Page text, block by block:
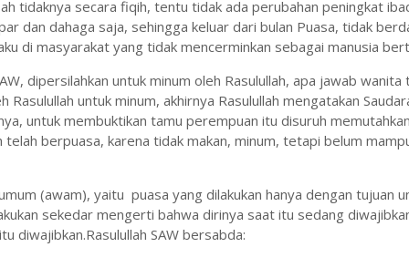
tidaknya secara fiqih, tentu tidak ada perubahan peningkat
dan dahaga saja, sehingga keluar dari bulan Puasa, tidak
di masyarakat yang tidak mencerminkan sebagai manusia
dipersilahkan untuk minum oleh Rasulullah, apa jawab
untuk minum, akhirnya Rasulullah mengatakan
untuk membuktikan tamu perempuan itu disuruh
berpuasa, karena tidak makan, minum, tetapi belum
(awam), yaitu puasa yang dilakukan hanya dengan tujuan
sekedar mengerti bahwa dirinya saat itu sedang
diwajibkan.Rasulullah SAW bersabda: